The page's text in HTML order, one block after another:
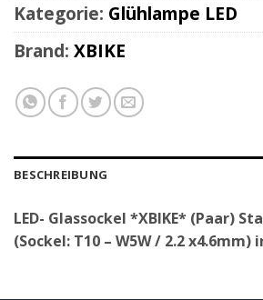
Kategorie: Glühlampe LED
Brand: XBIKE
BESCHREIBUNG
LED- Glassockel *XBIKE* (Paar)
(Sockel: T10 – W5W / 2.2 x4.6mm)